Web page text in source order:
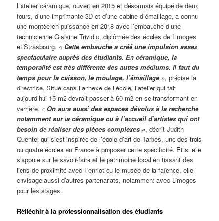
L’atelier céramique, ouvert en 2015 et désormais équipé de deux
fours, d’une imprimante 3D et d’une cabine d’émaillage, a connu
une montée en puissance en 2018 avec l’embauche d’une
technicienne Gislaine Trividic, diplômée des écoles de Limoges
et Strasbourg. « Cette embauche a créé une impulsion assez
spectaculaire auprès des étudiants. En céramique, la
temporalité est très différente des autres médiums. Il faut du
temps pour la cuisson, le moulage, l’émaillage », précise la
directrice. Situé dans l’annexe de l’école, l’atelier qui fait
aujourd’hui 15 m2 devrait passer à 60 m2 en se transformant en
verrière. « On aura aussi des espaces dévolus à la recherche
notamment sur la céramique ou à l’accueil d’artistes qui ont
besoin de réaliser des pièces complexes », décrit Judith
Quentel qui s’est inspirée de l’école d’art de Tarbes, une des trois
ou quatre écoles en France à proposer cette spécificité. Et si elle
s’appuie sur le savoir-faire et le patrimoine local en tissant des
liens de proximité avec Henriot ou le musée de la faïence, elle
envisage aussi d’autres partenariats, notamment avec Limoges
pour les stages.
Réfléchir à la professionnalisation des étudiants